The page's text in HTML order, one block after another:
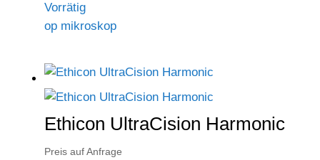
Vorrätig
op mikroskop
Ethicon UltraCision Harmonic
Preis auf Anfrage